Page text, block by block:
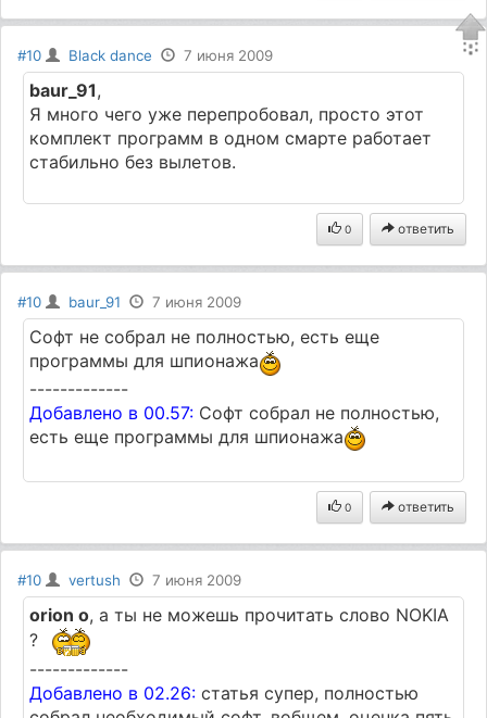
#10 Black dance 7 июня 2009
baur_91,
Я много чего уже перепробовал, просто этот
комплект программ в одном смарте работает
стабильно без вылетов.
0 ответить
#10 baur_91 7 июня 2009
Софт не собрал не полностью, есть еще
программы для шпионажа
-------------
Добавлено в 00.57: Софт собрал не полностью,
есть еще программы для шпионажа
0 ответить
#10 vertush 7 июня 2009
orion o, а ты не можешь прочитать слово NOKIA
?
-------------
Добавлено в 02.26: статья супер, полностью